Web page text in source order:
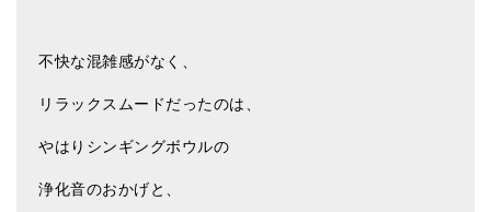
不快な混雑感がなく、
リラックスムードだったのは、
やはりシンギングボウルの
浄化音のおかげと、